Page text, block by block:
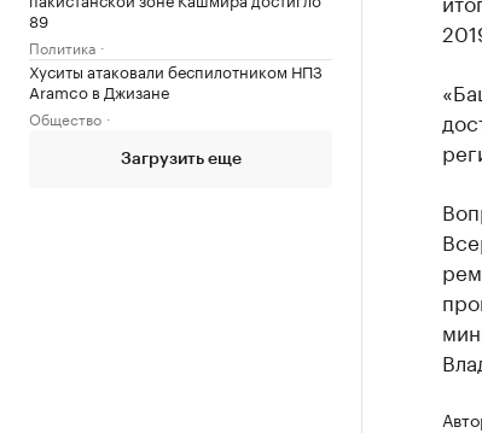
89
Политика
Хуситы атаковали беспилотником НПЗ
Aramco в Джизане
Общество
Загрузить еще